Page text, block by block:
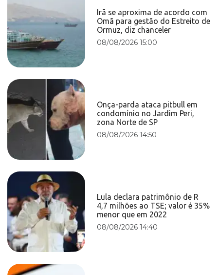
Irã se aproxima de acordo com
Omã para gestão do Estreito de
Ormuz, diz chanceler
08/08/2026 15:00
Onça-parda ataca pitbull em
condomínio no Jardim Peri,
zona Norte de SP
08/08/2026 14:50
Lula declara patrimônio de R
4,7 milhões ao TSE; valor é 35%
menor que em 2022
08/08/2026 14:40